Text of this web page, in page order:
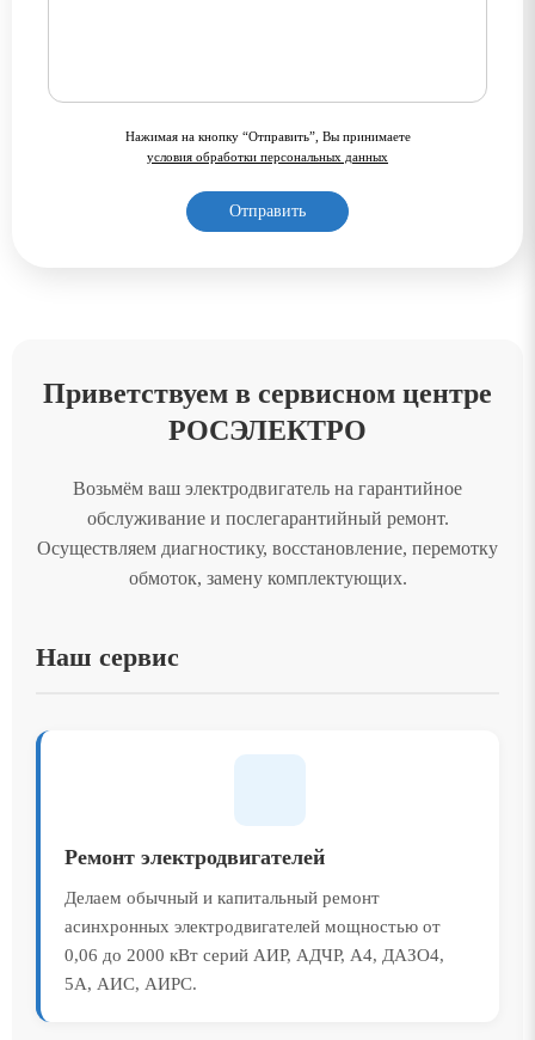
Нажимая на кнопку “Отправить”, Вы принимаете
условия обработки персональных данных
Приветствуем в сервисном центре
РОСЭЛЕКТРО
Возьмём ваш электродвигатель на гарантийное
обслуживание и послегарантийный ремонт.
Осуществляем диагностику, восстановление, перемотку
обмоток, замену комплектующих.
Наш сервис
Ремонт электродвигателей
Делаем обычный и капитальный ремонт
асинхронных электродвигателей мощностью от
0,06 до 2000 кВт серий АИР, АДЧР, А4, ДАЗО4,
5А, АИС, АИРС.